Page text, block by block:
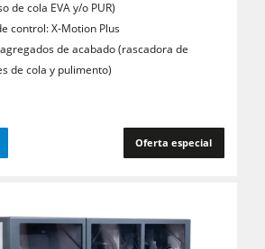
de cola EVA y/o PUR)
control: X-Motion Plus
de acabado (rascadora de
de cola y pulimento)
Oferta especial